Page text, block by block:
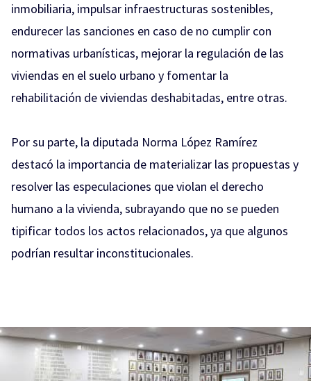
inmobiliaria, impulsar infraestructuras sostenibles,
endurecer las sanciones en caso de no cumplir con
normativas urbanísticas, mejorar la regulación de las
viviendas en el suelo urbano y fomentar la
rehabilitación de viviendas deshabitadas, entre otras.
Por su parte, la diputada Norma López Ramírez
destacó la importancia de materializar las propuestas y
resolver las especulaciones que violan el derecho
humano a la vivienda, subrayando que no se pueden
tipificar todos los actos relacionados, ya que algunos
podrían resultar inconstitucionales.